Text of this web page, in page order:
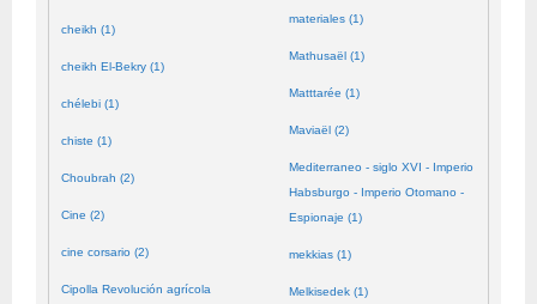
cheikh (1)
cheikh El-Bekry (1)
chélebi (1)
chiste (1)
Choubrah (2)
Cine (2)
cine corsario (2)
Cipolla Revolución agrícola
materiales (1)
Mathusaël (1)
Matttarée (1)
Maviaël (2)
Mediterraneo - siglo XVI - Imperio
Habsburgo - Imperio Otomano -
Espionaje (1)
mekkias (1)
Melkisedek (1)